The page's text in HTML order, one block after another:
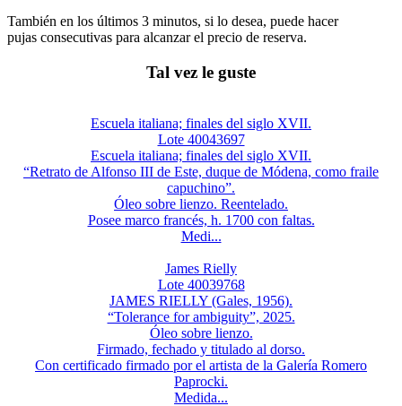
También en los últimos 3 minutos, si lo desea, puede hacer
pujas consecutivas para alcanzar el precio de reserva.
Tal vez le guste
Escuela italiana; finales del siglo XVII.
Lote 40043697
Escuela italiana; finales del siglo XVII.
“Retrato de Alfonso III de Este, duque de Módena, como fraile
capuchino”.
Óleo sobre lienzo. Reentelado.
Posee marco francés, h. 1700 con faltas.
Medi...
James Rielly
Lote 40039768
JAMES RIELLY (Gales, 1956).
“Tolerance for ambiguity”, 2025.
Óleo sobre lienzo.
Firmado, fechado y titulado al dorso.
Con certificado firmado por el artista de la Galería Romero
Paprocki.
Medida...